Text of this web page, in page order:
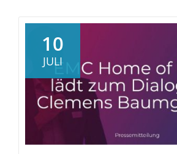
digitales
Reinheitsgebot:
EMC
Home
Data
10
JULI